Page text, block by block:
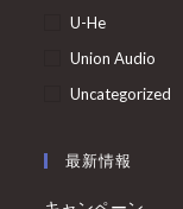
U-He
Union Audio
Uncategorized
最新情報